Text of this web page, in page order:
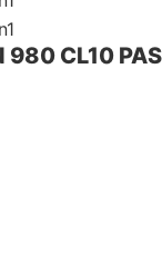
980 CL10 PAS